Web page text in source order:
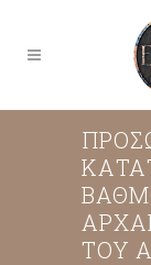
ΤΟΥ